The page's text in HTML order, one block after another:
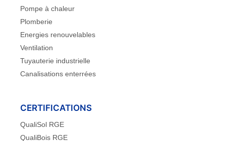
Pompe à chaleur
Plomberie
Energies renouvelables
Ventilation
Tuyauterie industrielle
Canalisations enterrées
CERTIFICATIONS
QualiSol RGE
QualiBois RGE